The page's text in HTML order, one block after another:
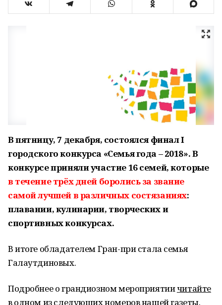
В пятницу, 7 декабря, состоялся финал I
городского конкурса «Семья года – 2018». В
конкурсе приняли участие 16 семей, которые
в течение трёх дней боролись за звание
самой лучшей в различных состязаниях:
плавании, кулинарии, творческих и
спортивных конкурсах.
В итоге обладателем Гран-при стала семья
Галаутдиновых.
Подробнее о грандиозном мероприятиичитайте
в одном из следующих номеров нашей газеты.